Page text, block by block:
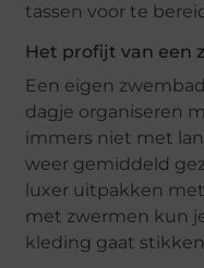
tassen voor te
Het profijt van een
Een eigen
dagje organiseren
immers niet met
weer gemiddeld
luxer uitpakken
met zwermen kun
kleding gaat